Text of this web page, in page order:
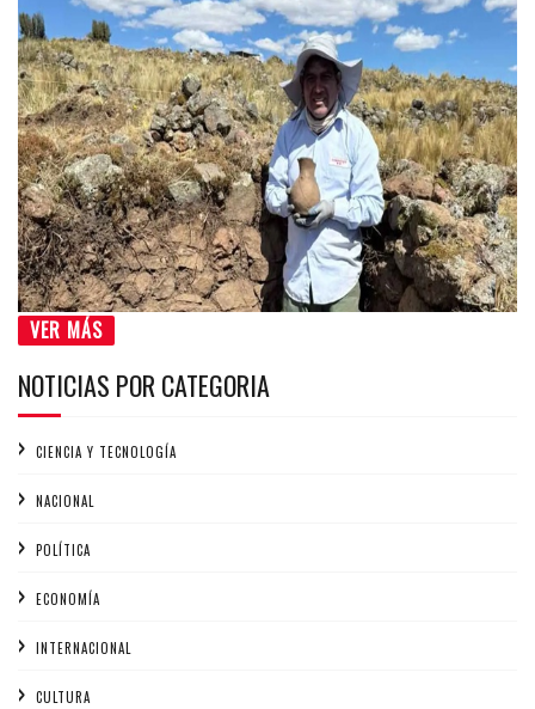
VER MÁS
NOTICIAS POR CATEGORIA
CIENCIA Y TECNOLOGÍA
NACIONAL
POLÍTICA
ECONOMÍA
INTERNACIONAL
CULTURA